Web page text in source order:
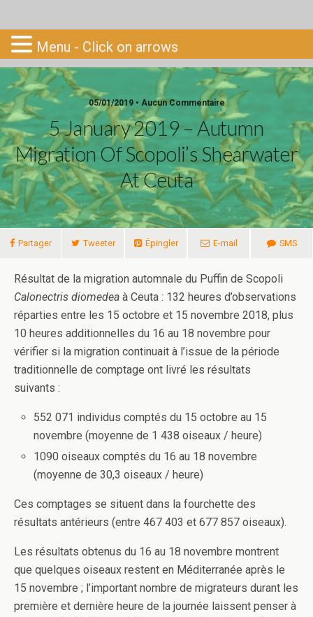
Go-South
05/01/2019 • Aucun Commentaire
5 January 2019 – Autumn
Migration Of Scopoli’s Shearwater
At Ceuta
Partager Tweeter Épingler E-mail SMS
Résultat de la migration automnale du Puffin de Scopoli
Calonectris diomedea à Ceuta : 132 heures d’observations
réparties entre les 15 octobre et 15 novembre 2018, plus
10 heures additionnelles du 16 au 18 novembre pour
vérifier si la migration continuait à l’issue de la période
traditionnelle de comptage ont livré les résultats
suivants :
552 071 individus comptés du 15 octobre au 15
novembre (moyenne de 1 438 oiseaux / heure)
1090 oiseaux comptés du 16 au 18 novembre
(moyenne de 30,3 oiseaux / heure)
Ces comptages se situent dans la fourchette des
résultats antérieurs (entre 467 403 et 677 857 oiseaux).
Les résultats obtenus du 16 au 18 novembre montrent
que quelques oiseaux restent en Méditerranée après le
15 novembre ; l’important nombre de migrateurs durant les
première et dernière heure de la journée laissent penser à
Menu - Click on arrows